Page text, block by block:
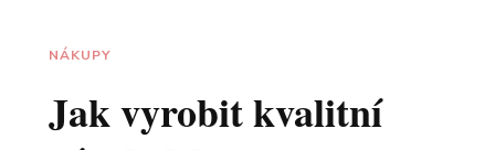
NÁKUPY
Jak vyrobit kvalitní